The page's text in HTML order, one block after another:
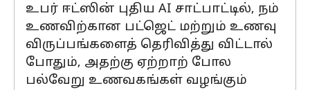
உபர் ஈட்ஸின் புதிய AI சாட்பாட்டில், நம்
உணவிற்கான பட்ஜெட் மற்றும் உணவு
விருப்பங்களைத் தெரிவித்து விட்டால்
போதும், அதற்கு ஏற்றாற் போல
பல்வேறு உணவகங்கள் வழங்கும்